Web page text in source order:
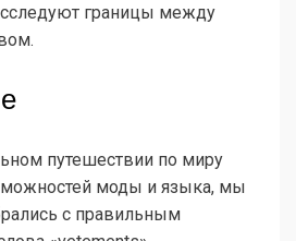
границы между
путешествии по миру
моды и языка, мы
с правильным